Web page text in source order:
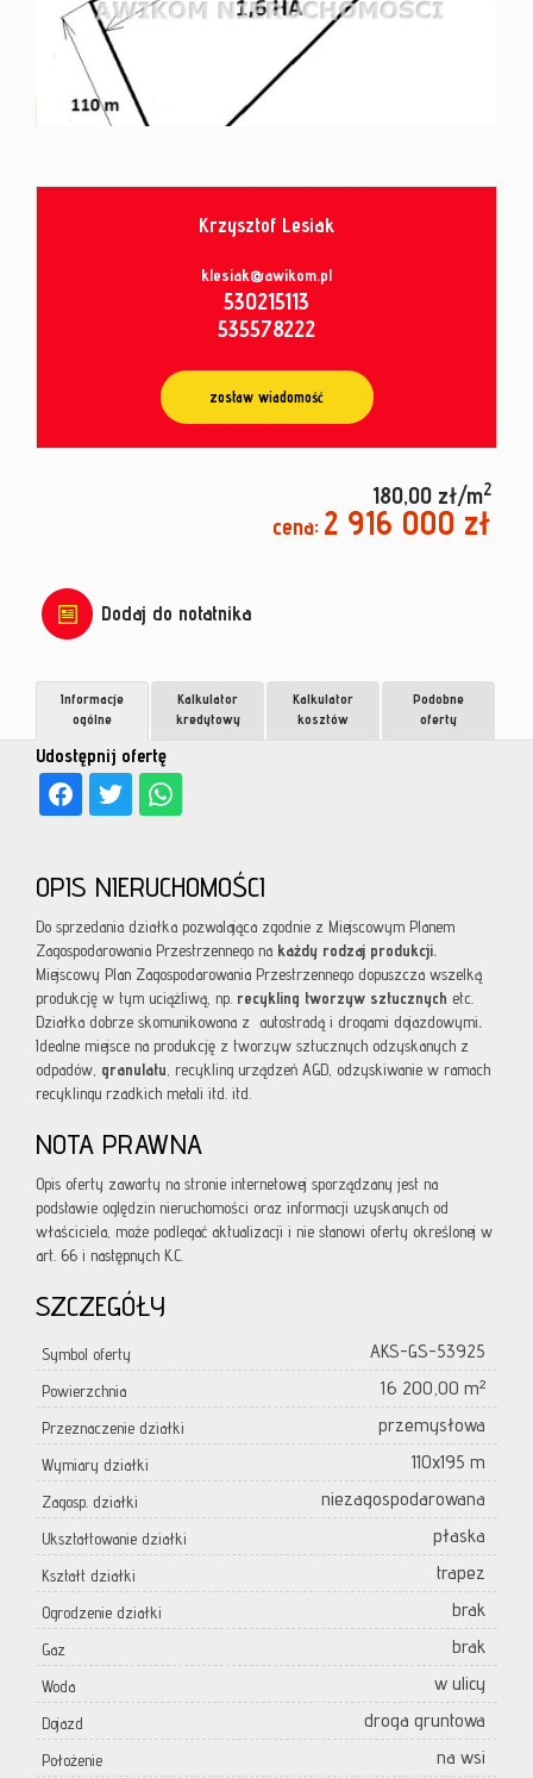
Krzysztof Lesiak
klesiak@awikom.pl
530215113
535578222
zostaw wiadomość
180,00 zł/m2
cena: 2 916 000 zł
Dodaj do notatnika
Udostępnij ofertę
Informacje
ogólne
Kalkulator
kredytowy
Kalkulator
kosztów
Podobne
oferty
OPIS NIERUCHOMOŚCI
Do sprzedania działka pozwalająca zgodnie z Miejscowym Planem
Zagospodarowania Przestrzennego na każdy rodzaj produkcji.
Miejscowy Plan Zagospodarowania Przestrzennego dopuszcza wszelką
produkcję w tym uciążliwą, np. recykling tworzyw sztucznych etc.
Działka dobrze skomunikowana z autostradą i drogami dojazdowymi.
Idealne miejsce na produkcję z tworzyw sztucznych odzyskanych z
odpadów, granulatu, recykling urządzeń AGD, odzyskiwanie w ramach
recyklingu rzadkich metali itd. itd.
NOTA PRAWNA
Opis oferty zawarty na stronie internetowej sporządzany jest na
podstawie oględzin nieruchomości oraz informacji uzyskanych od
właściciela, może podlegać aktualizacji i nie stanowi oferty określonej w
art. 66 i następnych K.C.
SZCZEGÓŁY
Symbol oferty AKS-GS-53925
Powierzchnia 16 200,00 m²
Przeznaczenie działki przemysłowa
Wymiary działki 110x195 m
Zagosp. działki niezagospodarowana
Ukształtowanie działki płaska
Kształt działki trapez
Ogrodzenie działki brak
Gaz brak
Woda w ulicy
Dojazd droga gruntowa
Położenie na wsi